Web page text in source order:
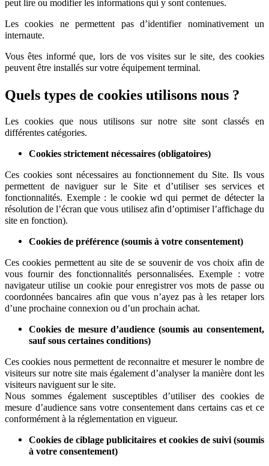
peut lire ou modifier les informations qui y sont contenues.
Les cookies ne permettent pas d’identifier nominativement un
internaute.
Vous êtes informé que, lors de vos visites sur le site, des cookies
peuvent être installés sur votre équipement terminal.
Quels types de cookies utilisons nous ?
Les cookies que nous utilisons sur notre site sont classés en
différentes catégories.
Cookies strictement nécessaires (obligatoires)
Ces cookies sont nécessaires au fonctionnement du Site. Ils vous
permettent de naviguer sur le Site et d’utiliser ses services et
fonctionnalités. Exemple : le cookie wd qui permet de détecter la
résolution de l’écran que vous utilisez afin d’optimiser l’affichage du
site en fonction).
Cookies de préférence (soumis à votre consentement)
Ces cookies permettent au site de se souvenir de vos choix afin de
vous fournir des fonctionnalités personnalisées. Exemple : votre
navigateur utilise un cookie pour enregistrer vos mots de passe ou
coordonnées bancaires afin que vous n’ayez pas à les retaper lors
d’une prochaine connexion ou d’un prochain achat.
Cookies de mesure d’audience (soumis au consentement,
sauf sous certaines conditions)
Ces cookies nous permettent de reconnaitre et mesurer le nombre de
visiteurs sur notre site mais également d’analyser la manière dont les
visiteurs naviguent sur le site.
Nous sommes également susceptibles d’utiliser des cookies de
mesure d’audience sans votre consentement dans certains cas et ce
conformément à la réglementation en vigueur.
Cookies de ciblage publicitaires et cookies de suivi (soumis
à votre consentement)